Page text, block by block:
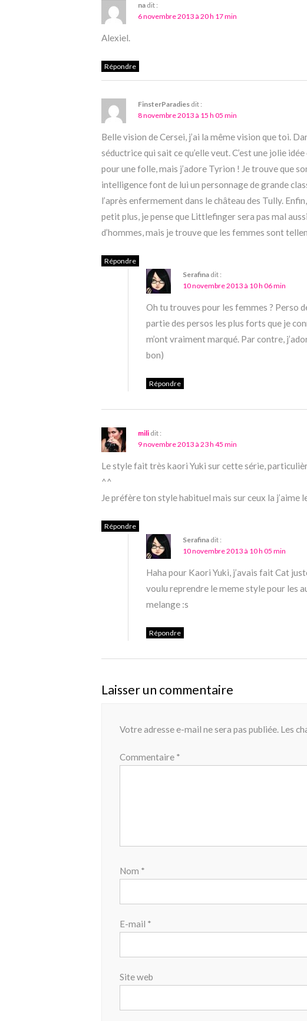
na dit :
6 novembre 2013 à 20 h 17 min
Alexiel.
Répondre
FinsterParadies dit :
8 novembre 2013 à 15 h 05 min
Belle vision de Cersei, j’ai la même vision que toi.
séductrice qui sait ce qu’elle veut. C’est une jolie
pour une folle, mais j’adore Tyrion ! Je trouve que
intelligence font de lui un personnage de grande
l’après enfermement dans le château des Tully.
petit plus, je pense que Littlefinger sera pas mal
d’hommes, mais je trouve que les femmes sont
Répondre
Serafina dit :
10 novembre 2013 à 10 h 06 min
Oh tu trouves pour les femmes ? Perso
partie des persos les plus forts que je
m’ont vraiment marqué. Par contre,
bon)
Répondre
mili dit :
9 novembre 2013 à 23 h 45 min
Le style fait très kaori Yuki sur cette série,
^^
Je préfère ton style habituel mais sur ceux la
Répondre
Serafina dit :
10 novembre 2013 à 10 h 05 min
Haha pour Kaori Yuki, j’avais fait Cat
voulu reprendre le meme style pour les
melange :s
Répondre
Laisser un commentaire
Votre adresse e-mail ne sera pas publiée. Les
Commentaire *
Nom *
E-mail *
Site web